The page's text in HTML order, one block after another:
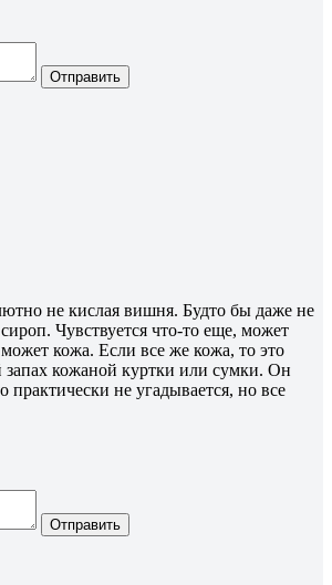
Отправить
не кислая вишня. Будто бы даже не
Чувствуется что-то еще, может
может кожа. Если все же кожа, то это
кожаной куртки или сумки. Он
практически не угадывается, но все
Отправить